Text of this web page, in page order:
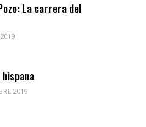
La carrera del
2019